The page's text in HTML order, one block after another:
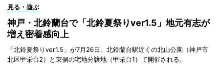
見る・遊ぶ
神戸・北鈴蘭台で「北鈴夏祭りver1.5」地元有志が
増え密着感向上
「北鈴夏祭りver1.5」が7月26日、北鈴蘭台駅近くの北山公園（神戸市
北区甲栄台2）と東側の宅地分譲地（甲栄台1）で開催される。